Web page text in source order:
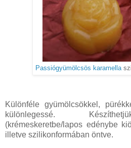
Passiógyümölcsös karamella
Különféle gyümölcsökkel,
különlegessé.
(krémeskeretbe/lapos edénybe
illetve szilikonformában öntve.